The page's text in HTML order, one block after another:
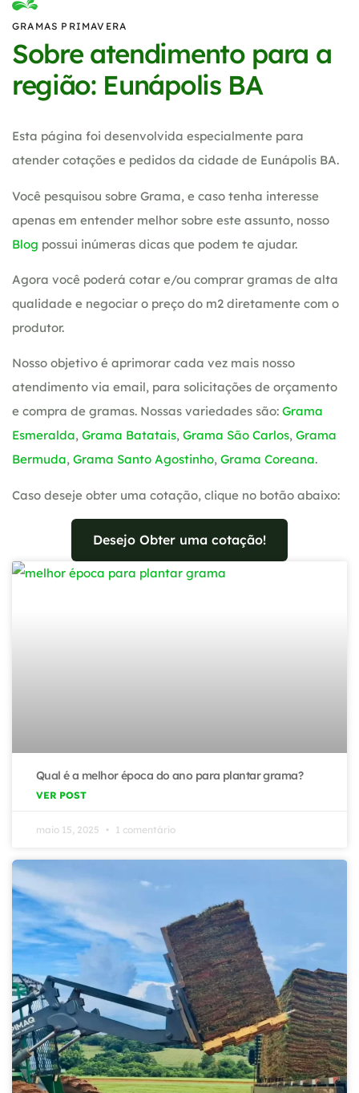
GRAMAS PRIMAVERA
Sobre atendimento para a
região: Eunápolis BA
Esta página foi desenvolvida especialmente para
atender cotações e pedidos da cidade de Eunápolis BA.
Você pesquisou sobre Grama, e caso tenha interesse
apenas em entender melhor sobre este assunto, nosso
Blog possui inúmeras dicas que podem te ajudar.
Agora você poderá cotar e/ou comprar gramas de alta
qualidade e negociar o preço do m2 diretamente com o
produtor.
Nosso objetivo é aprimorar cada vez mais nosso
atendimento via email, para solicitações de orçamento
e compra de gramas. Nossas variedades são: Grama
Esmeralda, Grama Batatais, Grama São Carlos, Grama
Bermuda, Grama Santo Agostinho, Grama Coreana.
Caso deseje obter uma cotação, clique no botão abaixo:
Desejo Obter uma cotação!
Qual é a melhor época do ano para plantar grama?
VER POST
maio 15, 2025 1 comentário